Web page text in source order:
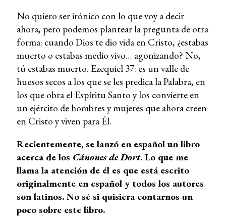
No quiero ser irónico con lo que voy a decir
ahora, pero podemos plantear la pregunta de otra
forma: cuando Dios te dio vida en Cristo, ¿estabas
muerto o estabas medio vivo… agonizando? No,
tú estabas muerto. Ezequiel 37: es un valle de
huesos secos a los que se les predica la Palabra, en
los que obra el Espíritu Santo y los convierte en
un ejército de hombres y mujeres que ahora creen
en Cristo y viven para Él.
Recientemente, se lanzó en español un libro
acerca de los Cánones de Dort. Lo que me
llama la atención de él es que está escrito
originalmente en español y todos los autores
son latinos. No sé si quisiera contarnos un
poco sobre este libro.